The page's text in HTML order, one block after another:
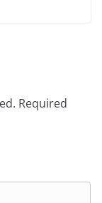
Required